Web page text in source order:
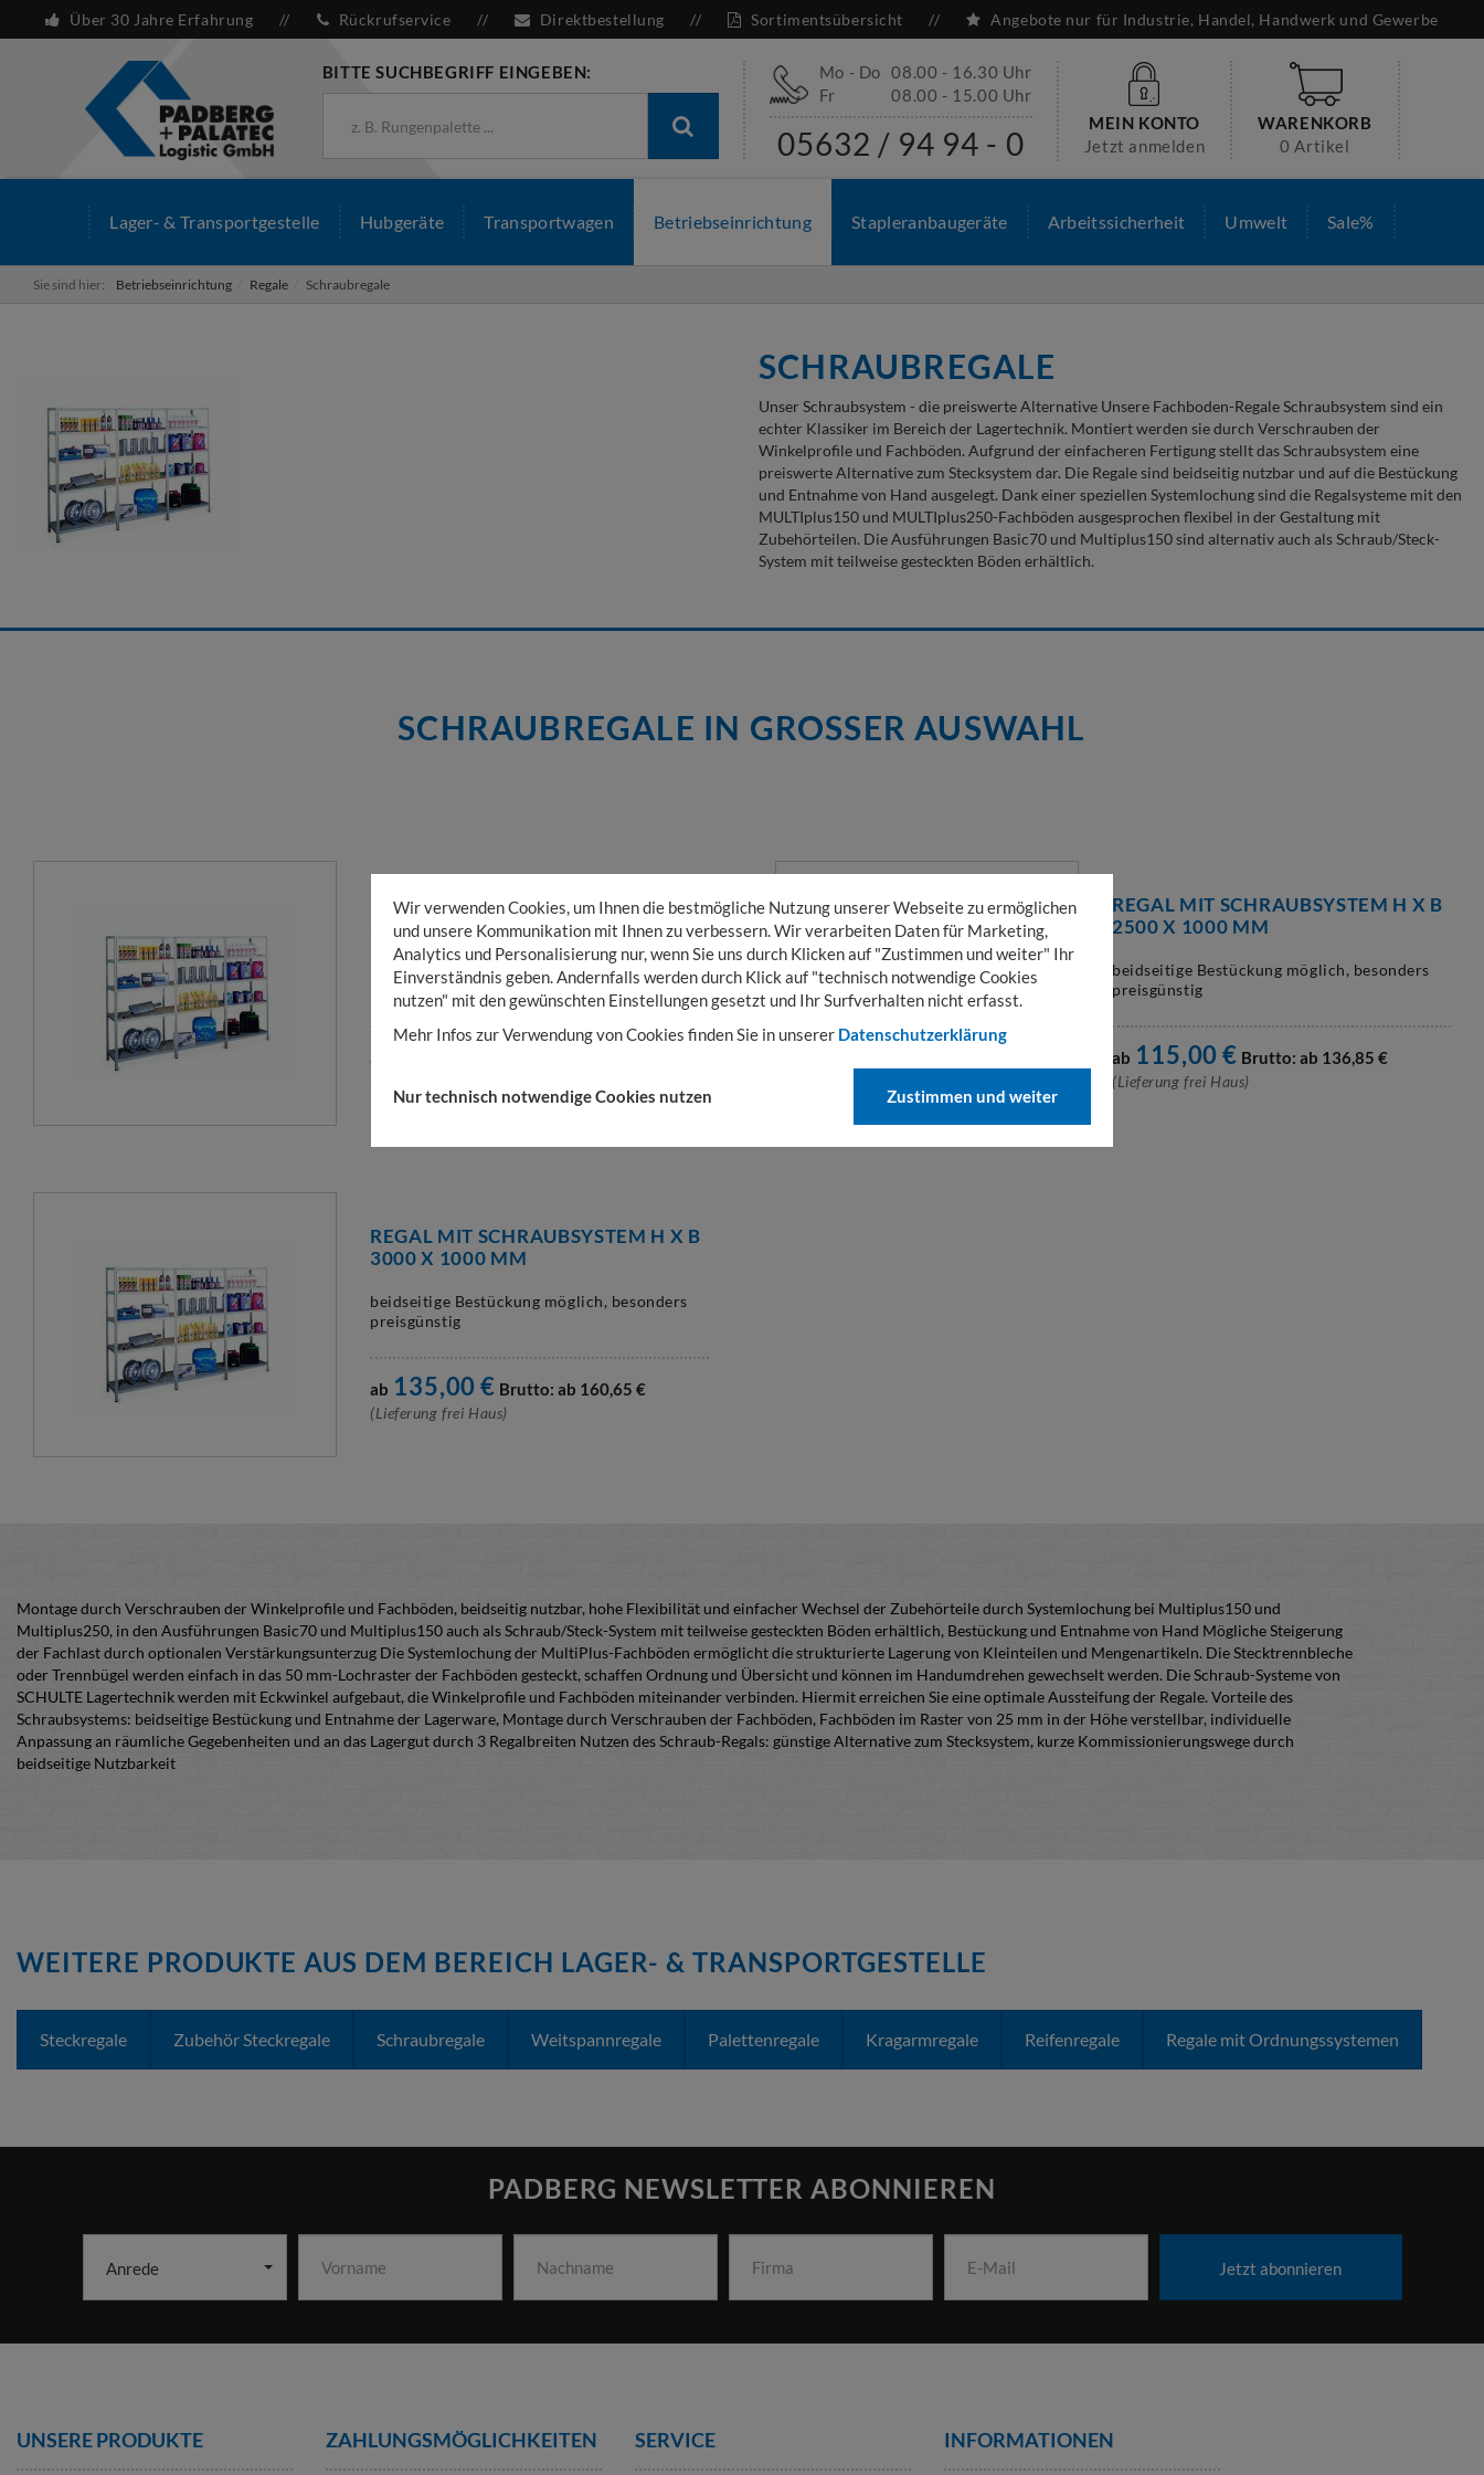
Über 30 Jahre Erfahrung Rückrufservice Direktbestellung Sortimentsübersicht Angebote nur für Industrie, Handel, Handwerk und Gewerbe
BITTE SUCHBEGRIFF EINGEBEN: Mo - Do 08.00 - 16.30 Uhr
Fr
08.00 - 15.00 Uhr
05632 / 94 94 - 0
MEIN KONTO
Jetzt anmelden
WARENKORB
0 Artikel
Lager- & Transportgestelle Hubgeräte Transportwagen Betriebseinrichtung Stapleranbaugeräte Arbeitssicherheit Umwelt Sale%
Sie sind hier: Betriebseinrichtung Regale Schraubregale
SCHRAUBREGALE
Unser Schraubsystem - die preiswerte Alternative Unsere Fachboden-Regale Schraubsystem sind ein
echter Klassiker im Bereich der Lagertechnik. Montiert werden sie durch Verschrauben der
Winkelprofile und Fachböden. Aufgrund der einfacheren Fertigung stellt das Schraubsystem eine
preiswerte Alternative zum Stecksystem dar. Die Regale sind beidseitig nutzbar und auf die Bestückung
und Entnahme von Hand ausgelegt. Dank einer speziellen Systemlochung sind die Regalsysteme mit den
MULTIplus150 und MULTIplus250-Fachböden ausgesprochen flexibel in der Gestaltung mit
Zubehörteilen. Die Ausführungen Basic70 und Multiplus150 sind alternativ auch als Schraub/Steck-
System mit teilweise gesteckten Böden erhältlich.
SCHRAUBREGALE IN GROSSER AUSWAHL
REGAL MIT SCHRAUBSYSTEM H X B
2000 X 1000 MM
beidseitige Bestückung möglich, besonders
preisgünstig
ab
REGAL MIT SCHRAUBSYSTEM H X B
2500 X 1000 MM
beidseitige Bestückung möglich, besonders
preisgünstig
ab 115,00€ Brutto: ab 136,85 €
(Lieferung frei Haus)
REGAL MIT SCHRAUBSYSTEM H X B
3000 X 1000 MM
beidseitige Bestückung möglich, besonders
preisgünstig
ab 135,00€ Brutto: ab 160,65 €
(Lieferung frei Haus)
Montage durch Verschrauben der Winkelprofile und Fachböden, beidseitig nutzbar, hohe Flexibilität und einfacher Wechsel der Zubehörteile durch Systemlochung bei Multiplus150 und
Multiplus250, in den Ausführungen Basic70 und Multiplus150 auch als Schraub/Steck-System mit teilweise gesteckten Böden erhältlich, Bestückung und Entnahme von Hand Mögliche Steigerung
der Fachlast durch optionalen Verstärkungsunterzug Die Systemlochung der MultiPlus-Fachböden ermöglicht die strukturierte Lagerung von Kleinteilen und Mengenartikeln. Die Stecktrennbleche
oder Trennbügel werden einfach in das 50 mm-Lochraster der Fachböden gesteckt, schaffen Ordnung und Übersicht und können im Handumdrehen gewechselt werden. Die Schraub-Systeme von
SCHULTE Lagertechnik werden mit Eckwinkel aufgebaut, die Winkelprofile und Fachböden miteinander verbinden. Hiermit erreichen Sie eine optimale Aussteifung der Regale. Vorteile des
Schraubsystems: beidseitige Bestückung und Entnahme der Lagerware, Montage durch Verschrauben der Fachböden, Fachböden im Raster von 25 mm in der Höhe verstellbar, individuelle
Anpassung an räumliche Gegebenheiten und an das Lagergut durch 3 Regalbreiten Nutzen des Schraub-Regals: günstige Alternative zum Stecksystem, kurze Kommissionierungswege durch
beidseitige Nutzbarkeit
WEITERE PRODUKTE AUS DEM BEREICH LAGER- & TRANSPORTGESTELLE
Steckregale Zubehör Steckregale Schraubregale Weitspannregale Palettenregale Kragarmregale Reifenregale Regale mit Ordnungssystemen
PADBERG NEWSLETTER ABONNIEREN
Anrede Jetzt abonnieren
UNSERE PRODUKTE ZAHLUNGS­MÖGLICHKEITEN SERVICE INFORMATIONEN
Wir verwenden Cookies, um Ihnen die bestmögliche Nutzung unserer Webseite zu ermöglichen
und unsere Kommunikation mit Ihnen zu verbessern. Wir verarbeiten Daten für Marketing,
Analytics und Personalisierung nur, wenn Sie uns durch Klicken auf "Zustimmen und weiter" Ihr
Einverständnis geben. Andernfalls werden durch Klick auf "technisch notwendige Cookies
nutzen" mit den gewünschten Einstellungen gesetzt und Ihr Surfverhalten nicht erfasst.
Mehr Infos zur Verwendung von Cookies finden Sie in unserer Datenschutzerklärung
Nur technisch notwendige Cookies nutzen Zustimmen und weiter